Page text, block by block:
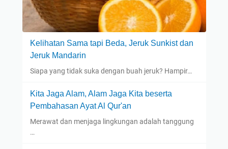
Kelihatan Sama tapi Beda, Jeruk Sunkist dan
Jeruk Mandarin
Siapa yang tidak suka dengan buah jeruk? Hampir…
Kita Jaga Alam, Alam Jaga Kita beserta
Pembahasan Ayat Al Qur'an
Merawat dan menjaga lingkungan adalah tanggung
…